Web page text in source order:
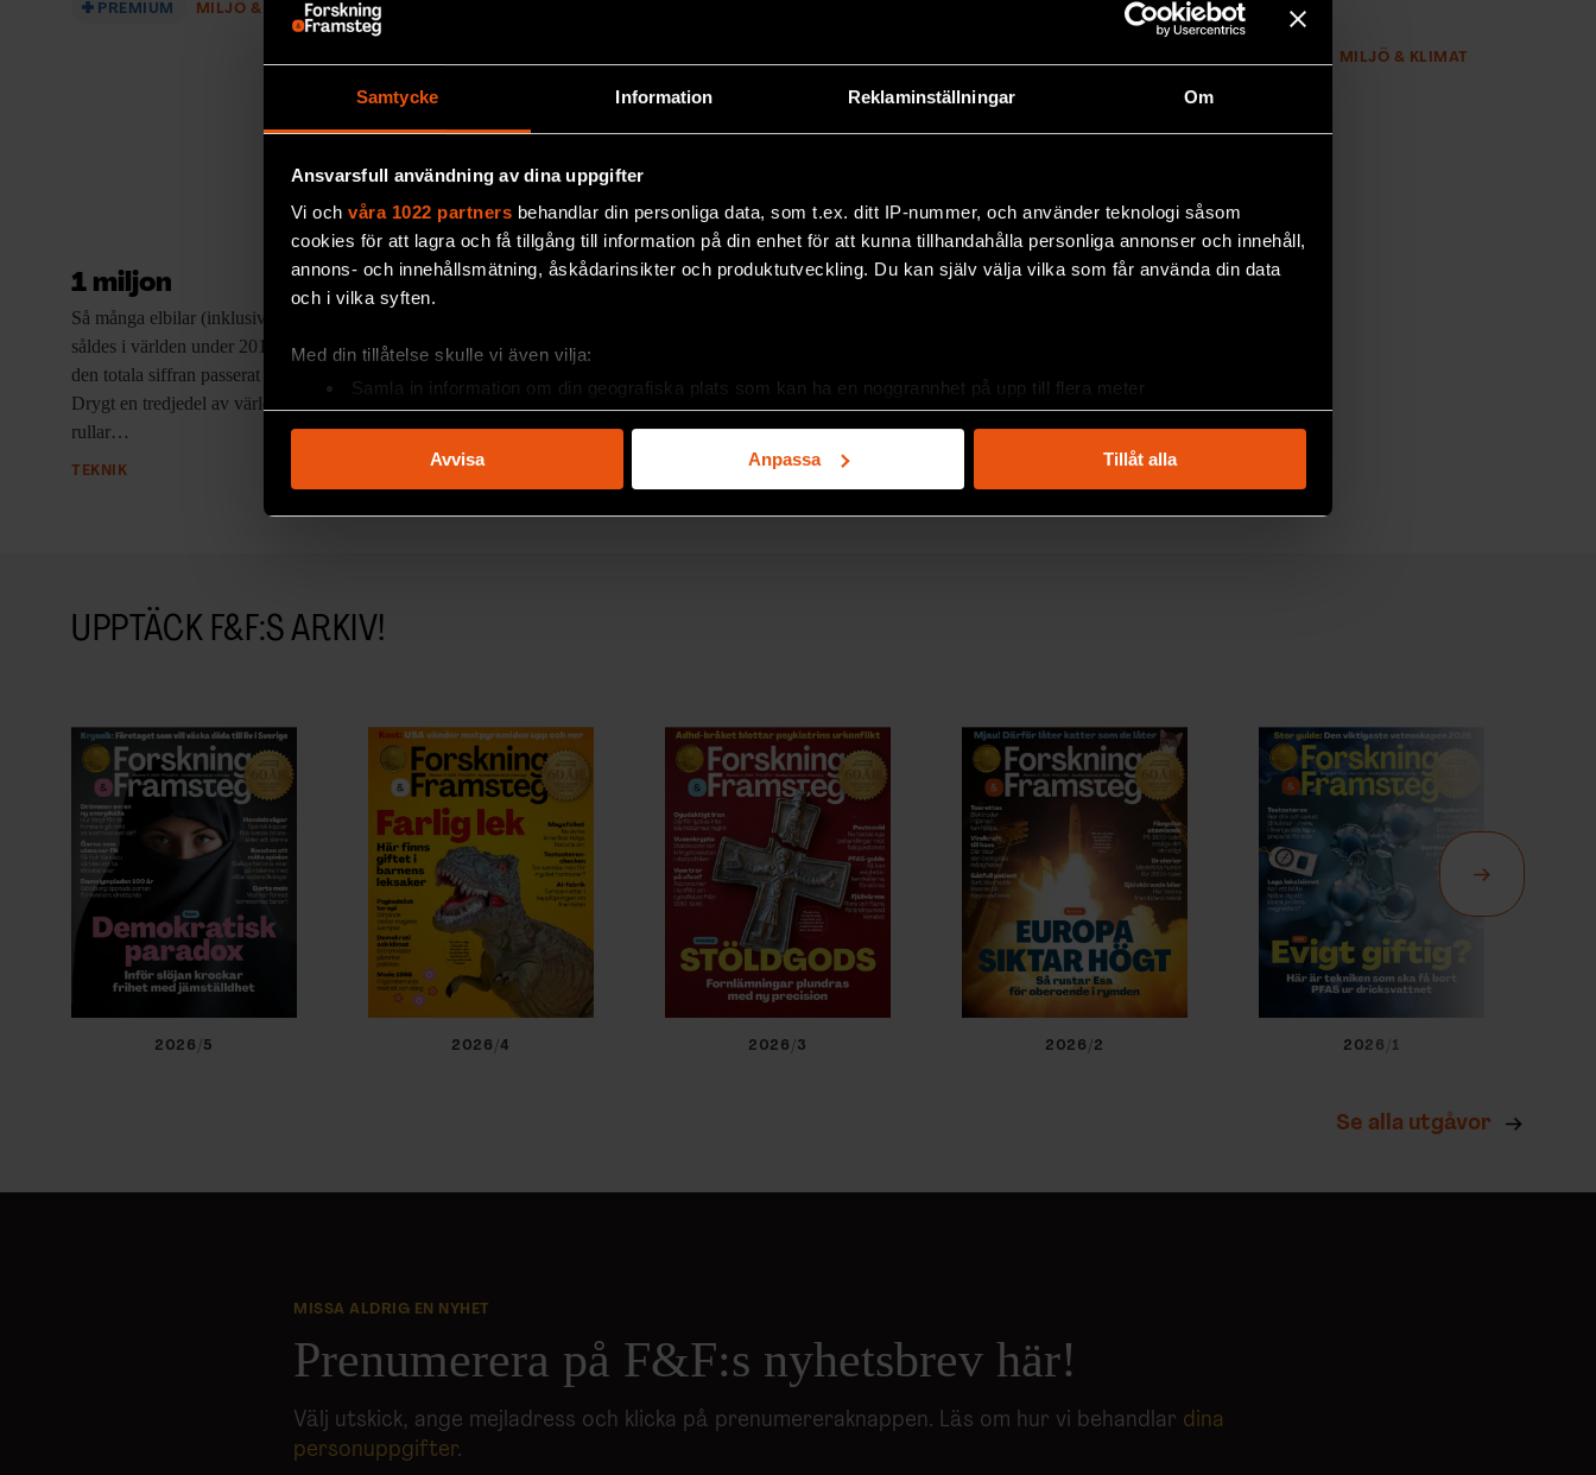
Samtycke Information Reklaminställningar Om
Ansvarsfull användning av dina uppgifter
Vi och våra 1022 partners behandlar din personliga data, som t.ex. ditt IP-nummer, och använder teknologi såsom
cookies för att lagra och få tillgång till information på din enhet för att kunna tillhandahålla personliga annonser och innehåll,
annons- och innehållsmätning, åskådarinsikter och produktutveckling. Du kan själv välja vilka som får använda din data
och i vilka syften.
Med din tillåtelse skulle vi även vilja:
Samla in information om din geografiska plats som kan ha en noggrannhet på upp till flera meter
Identifiera din enhet genom att aktivt skanna den för specifika kännetecken (fingeravtryck)
Ta reda på mer om hur dina personliga uppgifter behandlas och ställ in dina preferenser i
detaljsektionen. Du kan ändra
med annan information som du har tillhandahållit eller som de har samlat in när du har använt deras tjänster.
Avvisa Anpassa Tillåt alla
PREMIUM MILJÖ & KLIMAT
bensindrivna bilar. Dåligt utbyggda elnät
var den främsta orsaken.
PREMIUM TEKNIK
rapport.
MILJÖ & KLIMAT
1 miljon
Så många elbilar (inklusive laddhybrider)
såldes i världen under 2017. Därmed har
den totala siffran passerat tre miljoner.
Drygt en tredjedel av världens elbilar
rullar…
TEKNIK
UPPTÄCK F&F:S ARKIV!
2026/5 2026/4 2026/3 2026/2 2026/1
Se alla utgåvor
MISSA ALDRIG EN NYHET
Prenumerera på F&F:s nyhetsbrev här!
Välj utskick, ange mejladress och klicka på prenumereraknappen. Läs om hur vi behandlar dina
personuppgifter.